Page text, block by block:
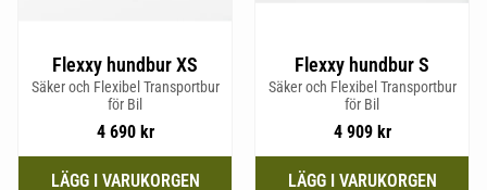
Flexxy hundbur XS
Säker och Flexibel Transportbur
för Bil
4 690kr
Flexxy hundbur S
Säker och Flexibel Transportbur
för Bil
4 909kr